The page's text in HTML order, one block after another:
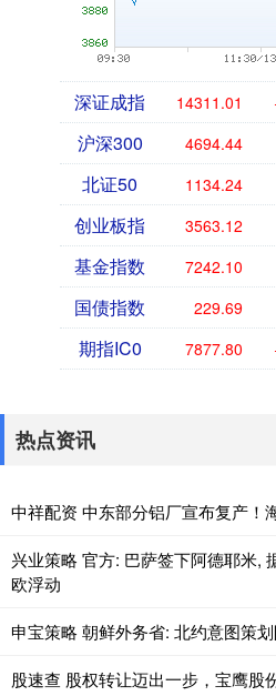
深证成指 14311.01
沪深300 4694.44
北证50 1134.24
创业板指 3563.12
基金指数 7242.10
国债指数 229.69
期指IC0 7877.80
热点资讯
中祥配资 中东部分铝厂宣布复产！
兴业策略 官方: 巴萨签下阿德耶米,
欧浮动
申宝策略 朝鲜外务省: 北约意图策
股速查 股权转让迈出一步，宝鹰股